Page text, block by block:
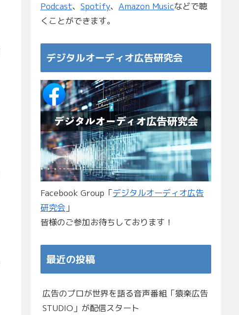
Podcast、 Spotify、 Amazon Musicなどで聴
くことができます。
デジタルオーディオ広告研究会
Facebook Group「デジタルオーディオ広告
研究会 」
皆様のご参加お待ちしております！
最近の投稿
広告のプロが世界を語る音声番組「猿楽広告
STUDIO」が配信スタート